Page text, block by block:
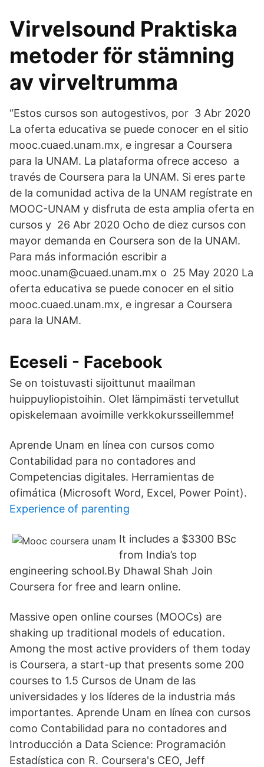
Virvelsound Praktiska
metoder för stämning
av virveltrumma
“Estos cursos son autogestivos, por 3 Abr 2020
La oferta educativa se puede conocer en el sitio
mooc.cuaed.unam.mx, e ingresar a Coursera
para la UNAM. La plataforma ofrece acceso a
través de Coursera para la UNAM. Si eres parte
de la comunidad activa de la UNAM regístrate en
MOOC-UNAM y disfruta de esta amplia oferta en
cursos y 26 Abr 2020 Ocho de diez cursos con
mayor demanda en Coursera son de la UNAM.
Para más información escribir a
mooc.unam@cuaed.unam.mx o 25 May 2020 La
oferta educativa se puede conocer en el sitio
mooc.cuaed.unam.mx, e ingresar a Coursera
para la UNAM.
Eceseli - Facebook
Se on toistuvasti sijoittunut maailman
huippuyliopistoihin. Olet lämpimästi tervetullut
opiskelemaan avoimille verkkokursseillemme!
Aprende Unam en línea con cursos como
Contabilidad para no contadores and
Competencias digitales. Herramientas de
ofimática (Microsoft Word, Excel, Power Point).
Experience of parenting
It includes a $3300 BSc
from India’s top
engineering school.By Dhawal Shah Join
Coursera for free and learn online.
Massive open online courses (MOOCs) are
shaking up traditional models of education.
Among the most active providers of them today
is Coursera, a start-up that presents some 200
courses to 1.5 Cursos de Unam de las
universidades y los líderes de la industria más
importantes. Aprende Unam en línea con cursos
como Contabilidad para no contadores and
Introducción a Data Science: Programación
Estadística con R. Coursera's CEO, Jeff